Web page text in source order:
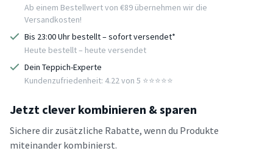
Ab einem Bestellwert von €89 übernehmen wir die
Versandkosten!
Bis 23:00 Uhr bestellt – sofort versendet*
Heute bestellt – heute versendet
Dein Teppich-Experte
Kundenzufriedenheit: 4.22 von 5 ⭐️⭐️⭐️⭐️⭐️
Jetzt clever kombinieren & sparen
Sichere dir zusätzliche Rabatte, wenn du Produkte
miteinander kombinierst.